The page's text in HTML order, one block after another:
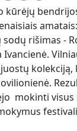
rišimas -
kolekciją,
mokinti